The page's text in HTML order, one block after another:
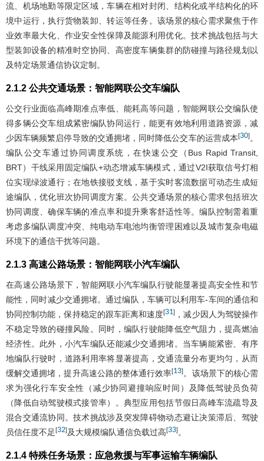
流、机场地勤等限定区域，车辆在相对封闭、结构化或半结构化的环
境中运行，执行货物装卸、转运等任务。该场景的核心需求聚焦于作
业效率最大化、作业安全性保障及能源利用优化。技术挑战包括与大
型装卸设备的精准时空协同、高密度车辆集群的防碰撞与路径规划以
及特定场景通信协议定制。
2.1.2 公共交通场景：智能网联公交车编队
公交行业面临高峰期准点率低、能耗高等问题，智能网联公交编队使
得多辆公交车组成紧密编队协同运行，能更有效地利用道路资源，减
少因车辆频繁启停导致的交通拥堵，同时降低公交车的运营成本[30]。
编队公交车通过协同调度系统，在快速公交（Bus Rapid Transit,
BRT）干线采用固定编队+动态增减车辆模式，通过V2I获取信号灯相
位实现绿波通行；在地铁接驳支线，基于实时客流数据可动态生成短
途编队，优化班次协同调度方案。公共交通场景的核心需求包括班次
协同调度、确保车辆的准点率和提升乘客舒适性等。编队控制需着重
考虑多编队调度冲突、纯电动车电池均衡管理困难以及城市复杂电磁
环境下的通信干扰等问题。
2.1.3 高速公路场景：智能网联小汽车编队
在高速公路场景下，智能网联小汽车编队行驶能显著提高安全性和节
能性，同时减少交通拥堵。通过编队，车辆可以利用车-车间的通信和
协同控制功能，保持稳定的跟车距离和速度[31] ，减少因人为驾驶操作
不稳定导致的碰撞风险。同时，编队行驶能降低空气阻力，提高燃油
经济性。此外，小汽车编队还能减少交通拥堵。当车辆能紧密、有序
地编队行驶时，道路利用率将显著提高，交通流量分布更均匀，从而
缓解交通拥堵，提升高速公路的整体通行效率[13]。该场景下的核心需
求为强化行车安全性（减少协同避撞响应时间）及降低驾驶员负荷
（降低自动驾驶模式接管率）。典型应用包括节假日高峰车流疏导及
混合交通流协同。技术挑战涉及突发障碍物动态避让决策滞后、驾驶
员信任度不足[32]及大规模编队通信负载过高[33]。
2.1.4 特殊任务场景：应急救援与军事运输车辆编队